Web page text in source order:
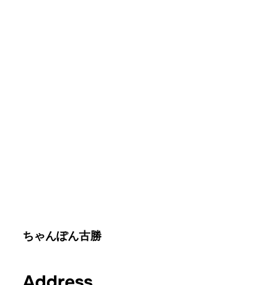
ちゃんぽん古勝